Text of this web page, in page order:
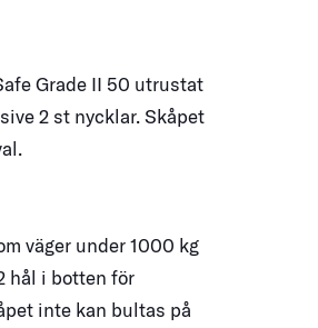
Grade II 50 utrustat
2 st nycklar. Skåpet
väger under 1000 kg
hål i botten för
inte kan bultas på